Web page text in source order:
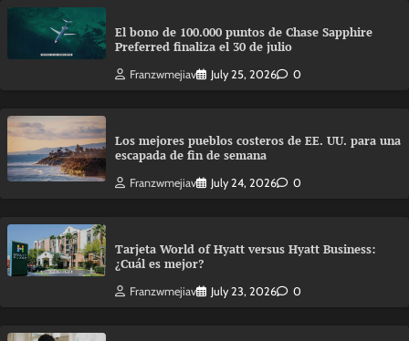
El bono de 100.000 puntos de Chase Sapphire
Preferred finaliza el 30 de julio
Franzwmejiav July 25, 2026 0
Los mejores pueblos costeros de EE. UU. para una
escapada de fin de semana
Franzwmejiav July 24, 2026 0
Tarjeta World of Hyatt versus Hyatt Business:
¿Cuál es mejor?
Franzwmejiav July 23, 2026 0